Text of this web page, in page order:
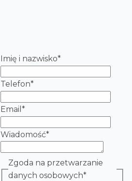
Imię i nazwisko*
Telefon*
Email *
Wiadomość*
Zgoda na przetwarzanie
danych osobowych*